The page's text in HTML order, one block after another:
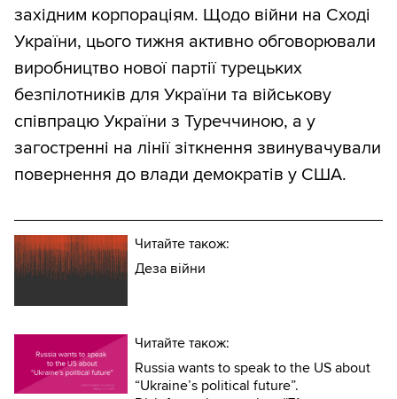
західним корпораціям. Щодо війни на Сході
України, цього тижня активно обговорювали
виробництво нової партії турецьких
безпілотників для України та військову
співпрацю України з Туреччиною, а у
загостренні на лінії зіткнення звинувачували
повернення до влади демократів у США.
Читайте також:
Деза війни
Читайте також:
Russia wants to speak to the US about
“Ukraine’s political future”.